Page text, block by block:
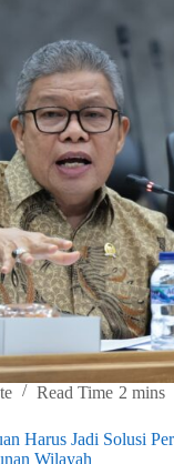
Read Time 2 mins
Harus Jadi Solusi
Wilayah